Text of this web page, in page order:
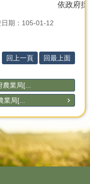
依政府
日期：105-01-12
回上一頁 回最上面
農業局[...
業局[...